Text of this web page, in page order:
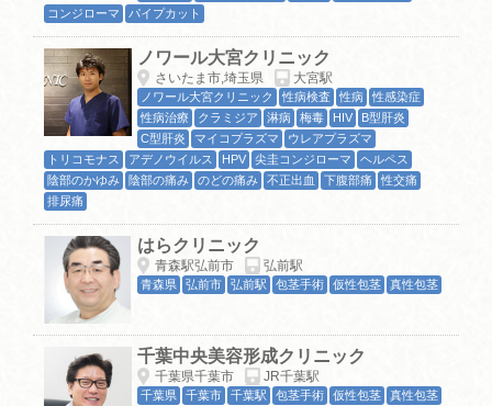
コンジローマ パイプカット
ノワール大宮クリニック
さいたま市,埼玉県 大宮駅
ノワール大宮クリニック 性病検査 性病
性感染症
性病治療
クラミジア 淋病 梅毒 HIV
B型肝炎
C型肝炎
マイコプラズマ
ウレアプラズマ
トリコモナス
アデノウイルス HPV 尖圭コンジローマ
ヘルペス
陰部のかゆみ
陰部の痛み のどの痛み 不正出血 下腹部痛
性交痛
排尿痛
はらクリニック
青森駅弘前市 弘前駅
青森県 弘前市 弘前駅 包茎手術 仮性包茎 真性包茎
千葉中央美容形成クリニック
千葉県千葉市 JR千葉駅
千葉県 千葉市 千葉駅 包茎手術 仮性包茎
真性包茎